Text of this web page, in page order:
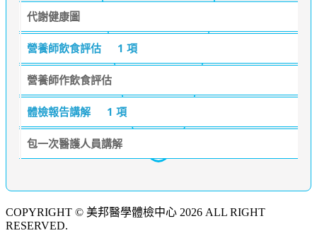
代謝健康圖
營養師飲食評估 1 項
營養師作飲食評估
體檢報告講解 1 項
包一次醫護人員講解
COPYRIGHT © 美邦醫學體檢中心 2026 ALL RIGHT
RESERVED.